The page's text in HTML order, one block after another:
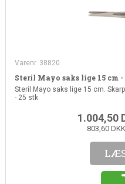
Varenr. 38820
Steril Mayo saks lige 15 cm -
Steril Mayo saks lige 15 cm.
- 25 stk
1.004,50
803,60